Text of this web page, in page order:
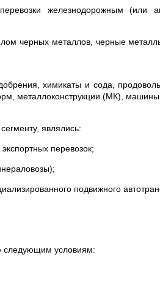
железнодорожным (или
черных металлов, черные
химикаты и сода,
металлоконструкции (МК),
являлись:
перевозок;
подвижного
следующим условиям: